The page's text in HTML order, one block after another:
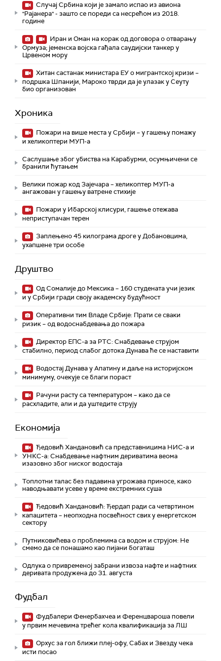
Случај Србина који је замало испао из авиона
"Рајанера" - зашто се пореди са несрећом из 2018.
године
Иран и Оман на корак од договора о отварању
Ормуза; jеменска војска гађала саудијски танкер у
Црвеном мору
Хитан састанак министара ЕУ о мигрантској кризи –
подршка Шпанији, Мароко тврди да је улазак у Сеуту
био организован
Хроника
Пожари на више места у Србији – у гашењу помажу
и хеликоптери МУП-а
Саслушање због убиства на Карабурми, осумњичени се
бранили ћутањем
Велики пожар код Зајечара – хеликоптер МУП-а
ангажован у гашењу ватрене стихије
Пожари у Ибарској клисури, гашење отежава
неприступачан терен
Заплењено 45 килограма дроге у Добановцима,
ухапшене три особе
Друштво
Од Сомалије до Мексика – 160 студената учи језик
и у Србији гради своју академску будућност
Оперативни тим Владе Србије: Прати се сваки
ризик – од водоснабдевања до пожара
Директор ЕПС-а за РТС: Снабдевање струјом
стабилно, период слабог дотока Дунава ће се наставити
Водостај Дунава у Апатину и даље на историјском
минимуму, oчекује се благи пораст
Рачуни расту са температуром – како да се
расхладите, али и да уштедите струју
Економија
Ђедовић Хандановић са представницима НИС-а и
УНКС-а: Снабдевање нафтним дериватима веома
изазовно због ниског водостаја
Топлотни талас без падавина угрожава приносе, како
наводњавати усеве у време екстремних суша
Ђедовић Хандановић: Ђердап ради са четвртином
капацитета – неопходна посвећност свих у енергетском
сектору
Путниковићева о проблемима са водом и струјом: Не
смемо да се понашамо као пијани богаташ
Одлука о привременој забрани извоза нафте и нафтних
деривата продужена до 31. августа
Фудбал
Фудбалери Фенербахчеа и Ференцвароша повели
у првим мечевима трећег кола квалификација за ЛШ
Орхус за гол ближи плеј-офу, Сабах и Звезду чека
исти посао